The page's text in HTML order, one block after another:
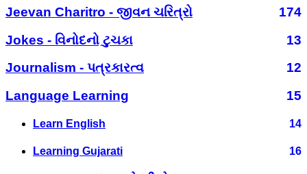
Jeevan Charitro - જીવન ચરિત્રો
174
Jokes - વિનોદનો ટુચકા
13
Journalism - પત્રકારત્વ
12
Language Learning
15
Learn English 14
Learning Gujarati 16